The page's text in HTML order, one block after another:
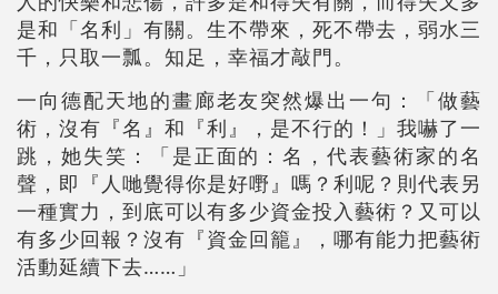
是和「名利」有關。生不帶來，死不帶去，弱水三
千，只取一瓢。知足，幸福才敲門。
一向德配天地的畫廊老友突然爆出一句：「做藝
術，沒有『名』和『利』，是不行的！」我嚇了一
跳，她失笑：「是正面的：名，代表藝術家的名
聲，即『人哋覺得你是好嘢』嗎？利呢？則代表另
一種實力，到底可以有多少資金投入藝術？又可以
有多少回報？沒有『資金回籠』，哪有能力把藝術
活動延續下去……」